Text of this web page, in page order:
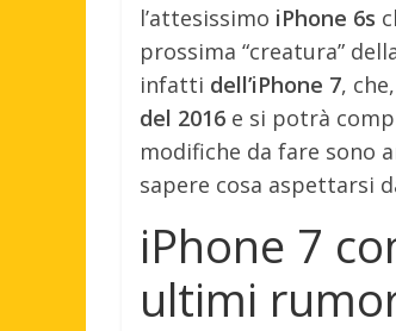
l’attesissimo iPhone 6s
prossima “creatura”
infatti dell’iPhone 7,
del 2016 e si potrà
modifiche da fare sono
sapere cosa aspettarsi
iPhone 7
ultimi